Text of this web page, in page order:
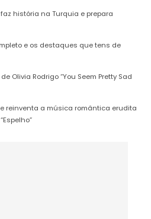
história na Turquia e prepara
e os destaques que tens de
Olivia Rodrigo “You Seem Pretty Sad
reinventa a música romântica erudita